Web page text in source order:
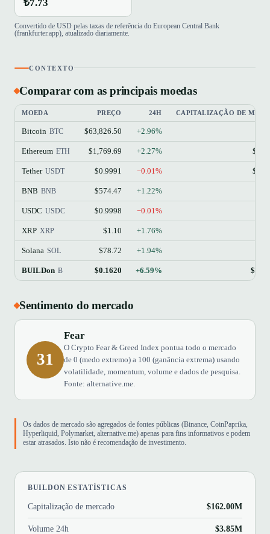
₺7.73
Convertido de USD pelas taxas de referência do European Central Bank
(frankfurter.app), atualizado diariamente.
CONTEXTO
Comparar com as principais moedas
MOEDA PREÇO 24H CAPITALIZAÇÃO DE
Bitcoin BTC $63,826.50 +2.96%
Ethereum ETH $1,769.69 +2.27%
Tether USDT $0.9991 −0.01%
BNB BNB $574.47 +1.22%
USDC USDC $0.9998 −0.01%
XRP XRP $1.10 +1.76%
Solana SOL $78.72 +1.94%
BUILDon B $0.1620 +6.59%
Sentimento do mercado
31
Fear
O Crypto Fear & Greed Index pontua todo o mercado
de 0 (medo extremo) a 100 (ganância extrema) usando
volatilidade, momentum, volume e dados de pesquisa.
Fonte: alternative.me.
Os dados de mercado são agregados de fontes públicas (Binance, CoinPaprika,
Hyperliquid, Polymarket, alternative.me) apenas para fins informativos e podem
estar atrasados. Isto não é recomendação de investimento.
BUILDON ESTATÍSTICAS
Capitalização de mercado $162.00M
Volume 24h $3.85M